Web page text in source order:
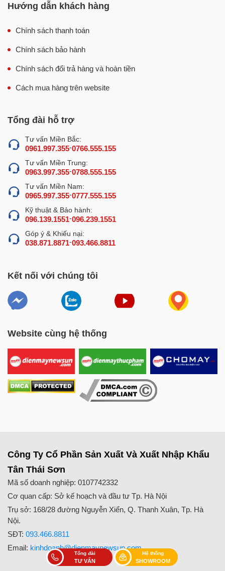
Hướng dẫn khách hàng
Chính sách thanh toán
Chính sách bảo hành
Chính sách đổi trả hàng và hoàn tiền
Cách mua hàng trên website
Tổng đài hỗ trợ
Tư vấn Miền Bắc:
0961.997.355-0766.555.155
Tư vấn Miền Trung:
0963.997.355-0788.555.155
Tư vấn Miền Nam:
0965.997.355-0777.555.155
Kỹ thuật & Bảo hành:
096.139.1551-096.239.1551
Góp ý & Khiếu nại:
038.871.8871-093.466.8811
Kết nối với chúng tôi
Website cùng hệ thống
Công Ty Cổ Phần Sản Xuất Và Xuất Nhập Khẩu
Tân Thái Sơn
Mã số doanh nghiệp: 0107742332
Cơ quan cấp: Sở kế hoạch và đầu tư Tp. Hà Nội
Trụ sở: 168/28 đường Nguyễn Xiển, Q. Thanh Xuân, Tp. Hà
Nội.
SĐT: 093.466.8811
Email: kinhdoanh@dienmaynewsun.com
Tổng đài
TƯ VẤN
Hệ thống
SHOWROOM